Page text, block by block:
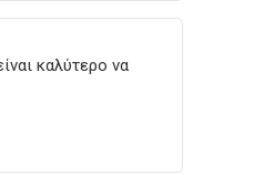
καλύτερο να